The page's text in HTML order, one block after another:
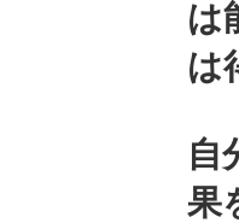
は
は
自
果